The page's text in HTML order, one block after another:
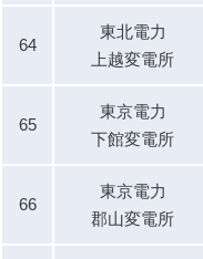
64
東北電力
上越変電所
65
東京電力
下館変電所
66
東京電力
郡山変電所